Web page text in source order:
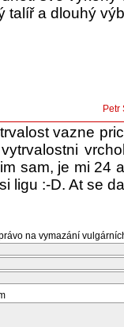
talíř a dlouhý
Petr
vazne
sam, je mi 24
ligu :-D. At se
na vymazání